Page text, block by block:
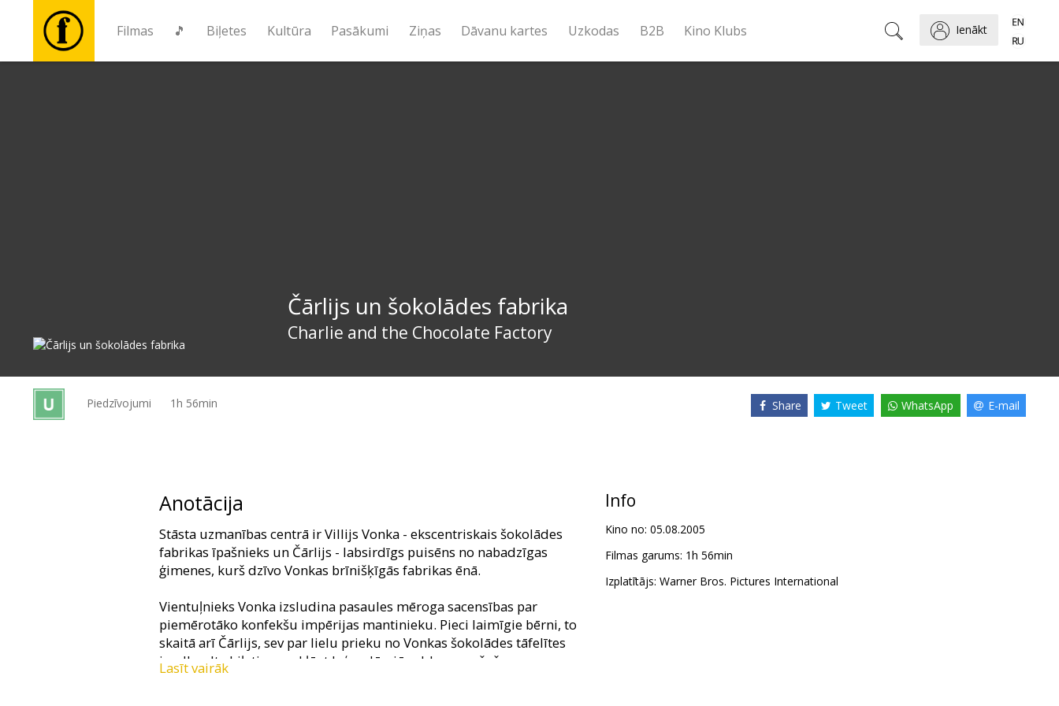
Filmas 🎵 Biļetes Kultūra Pasākumi Ziņas Dāvanu kartes Uzkodas B2B Kino Klubs Ienākt
kartes
Čārlijs un šokolādes fabrika
Charlie and the Chocolate Factory
Piedzīvojumi 1h 56min Share Tweet WhatsApp E-mail
Anotācija
Stāsta uzmanības centrā ir Villijs Vonka - ekscentriskais šokolādes
fabrikas īpašnieks un Čārlijs - labsirdīgs puisēns no nabadzīgas
ģimenes, kurš dzīvo Vonkas brīnišķīgās fabrikas ēnā.
Vientuļnieks Vonka izsludina pasaules mēroga sacensības par
piemērotāko konfekšu impērijas mantinieku. Pieci laimīgie bērni, to
skaitā arī Čārlijs, sev par lielu prieku no Vonkas šokolādes tāfelītes
izvelk zelta biļeti un nokļūst leģendārajā saldumu ražošanas
karalistē, kurā 15 gadus nepiederošajiem ieeja ir bijusi liegta.
Lasīt vairāk
Info
Kino no: 05.08.2005
Filmas garums: 1h 56min
Izplatītājs: Warner Bros. Pictures International